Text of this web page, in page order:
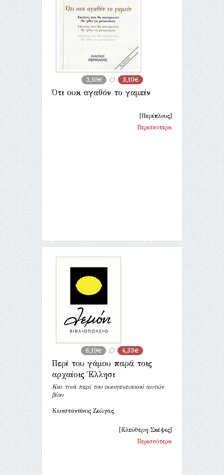
3,10€ 3,10€
Ότι ουκ αγαθόν το γαμείν
[Περίπλους]
Περισσότερα
6,19€ 4,33€
Περί του γάμου παρά τοις
αρχαίοις Έλλησι
Και τινά περί του οικογενειακού αυτών
βίου
Κωνσταντίνος Ζιώγας
[Ελεύθερη Σκέψις]
Περισσότερα